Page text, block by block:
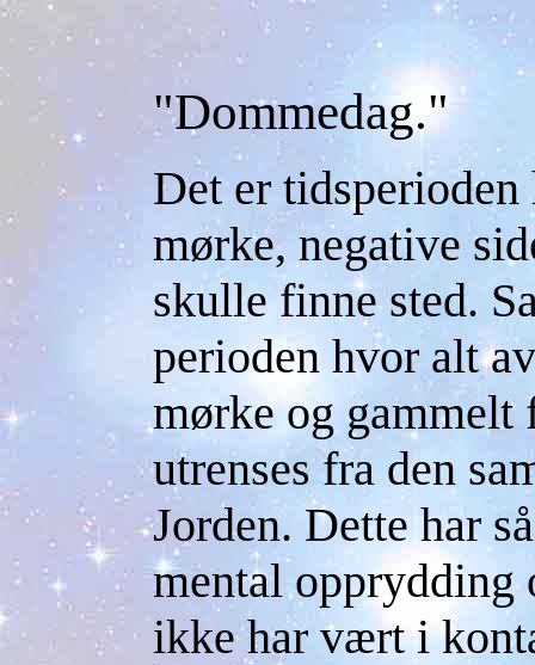
"Dommedag."
Det er
mørke, negative
skulle finne sted.
perioden hvor alt
mørke og gammelt
utrenses fra den
Jorden. Dette har
mental opprydding
ikke har vært i